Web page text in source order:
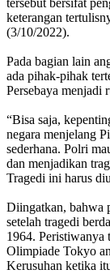
tersebut bersifat
keterangan
(3/10/2022).
Pada bagian lain
ada pihak-pihak
Persebaya menjadi
“Bisa saja,
negara menjelang
sederhana. Polri
dan menjadikan
Tragedi ini harus
Diingatkan, bahwa
setelah tragedi
1964. Peristiwanya
Olimpiade Tokyo
Kerusuhan ketika